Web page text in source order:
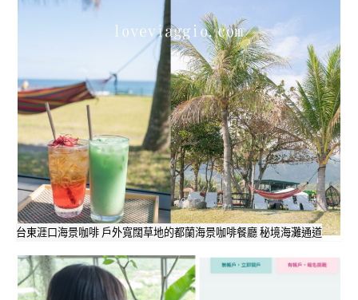
台東涯口海景咖啡 戶外寬闊草地的都蘭海景咖啡餐廳 秘境海灘通道